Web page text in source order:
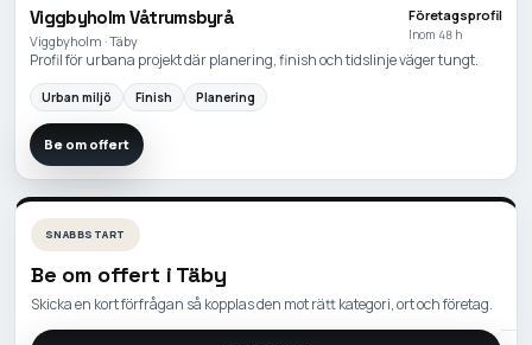
Viggbyholm Våtrumsbyrå
Viggbyholm · Täby
Företagsprofil
Inom 48 h
Profil för urbana projekt där planering, finish och tidslinje väger tungt.
Urban miljö Finish Planering
Be om offert
SNABBSTART
Be om offert i Täby
Skicka en kort förfrågan så kopplas den mot rätt kategori, ort och företag.